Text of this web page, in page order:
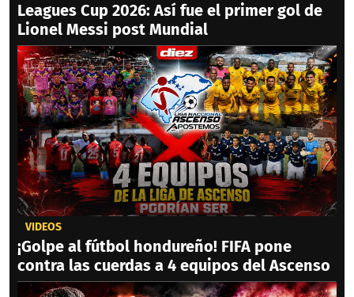
Leagues Cup 2026: Así fue el primer gol de
Lionel Messi post Mundial
VIDEOS
¡Golpe al fútbol hondureño! FIFA pone
contra las cuerdas a 4 equipos del Ascenso